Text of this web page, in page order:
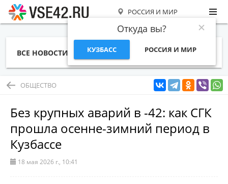
РОССИЯ И МИР
Откуда вы?
КУЗБАСС РОССИЯ И МИР
ВСЕ НОВОСТИ СТАТЬИ ТЕМЫ ФОТО
ОБЩЕСТВО
Без крупных аварий в -42: как СГК
прошла осенне-зимний период в
Кузбассе
18 мая 2026 г., 10:41